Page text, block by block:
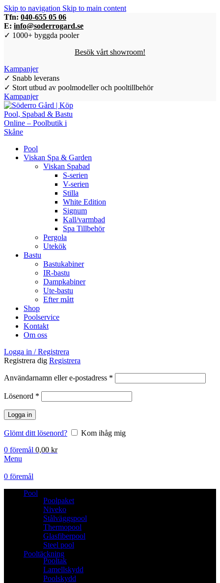
Skip to navigation Skip to main content
🛍️ Kampanj & REA på Poolrobot | Spara upp till 3.548 kr | 👉👉
Klicka och se priser
🛍️ Kampanj & REA på Poolrobot | Spara upp till 3.548 kr | 👉👉
Tfn: 040-655 05 06
E: info@soderrogard.se
✓ 1000+ byggda pooler
Besök vårt showroom!
Kampanjer
✓ Snabb leverans
✓ Stort utbud av poolmodeller och pooltillbehör
Kampanjer
Pool
Viskan Spa & Garden
Viskan Spabad
S-serien
V-serien
Stilla
White Edition
Signum
Kall/varmbad
Spa Tillbehör
Pergola
Utekök
Bastu
Bastukabiner
IR-bastu
Dampkabiner
Ute-bastu
Efter mått
Shop
Poolservice
Kontakt
Om oss
Logga in / Registrera
Registrera dig Registrera
Användarnamn eller e-postadress *
Lösenord *
Logga in
Glömt ditt lösenord?
Kom ihåg mig
0 föremål 0,00 kr
Menu
0 föremål
Pool
Poolpaket
Niveko
Stålväggspool
Thermopool
Glasfiberpool
Steel pool
Pooltäckning
Pooltak
Lamellskydd
Poolskydd